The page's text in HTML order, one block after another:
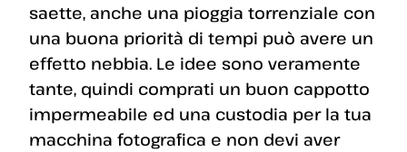
saette, anche una pioggia torrenziale con
una buona priorità di tempi può avere un
effetto nebbia. Le idee sono veramente
tante, quindi comprati un buon cappotto
impermeabile ed una custodia per la tua
macchina fotografica e non devi aver